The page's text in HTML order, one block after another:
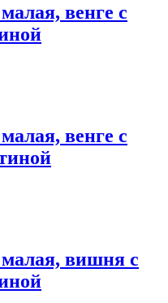
венге с
венге с
вишня с